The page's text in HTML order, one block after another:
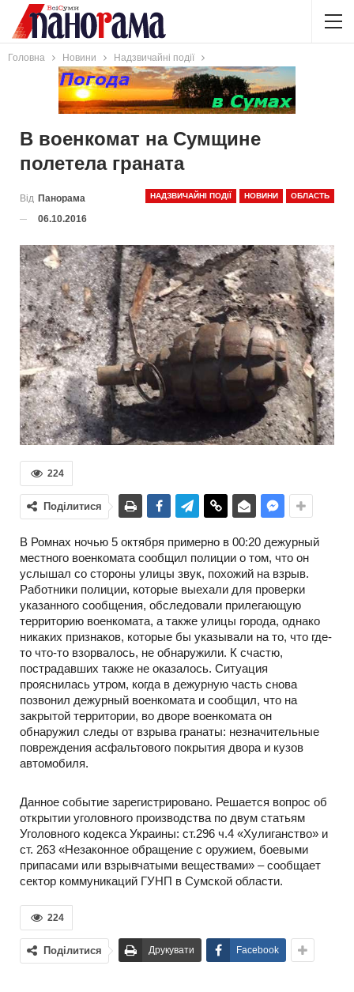
Головна Новини Надзвичайні події
В военкомат на Сумщине
полетела граната
НАДЗВИЧАЙНІ ПОДІЇ НОВИНИ ОБЛАСТЬ
Від Панорама
06.10.2016
224
Поділитися
В Ромнах ночью 5 октября примерно в 00:20 дежурный
местного военкомата сообщил полиции о том, что он
услышал со стороны улицы звук, похожий на взрыв.
Работники полиции, которые выехали для проверки
указанного сообщения, обследовали прилегающую
территорию военкомата, а также улицы города, однако
никаких признаков, которые бы указывали на то, что где-
то что-то взорвалось, не обнаружили. К счастю,
пострадавших также не оказалось. Ситуация
прояснилась утром, когда в дежурную часть снова
позвонил дежурный военкомата и сообщил, что на
закрытой территории, во дворе военкомата он
обнаружил следы от взрыва гранаты: незначительные
повреждения асфальтового покрытия двора и кузов
автомобиля.
Данное событие зарегистрировано. Решается вопрос об
открытии уголовного производства по двум статьям
Уголовного кодекса Украины: ст.296 ч.4 «Хулиганство» и
ст. 263 «Незаконное обращение с оружием, боевыми
припасами или взрывчатыми веществами» – сообщает
сектор коммуникаций ГУНП в Сумской области.
224
Поділитися Друкувати Facebook